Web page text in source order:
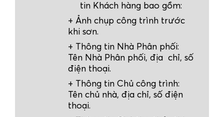
tin Khách hàng bao gồm:
+ Ảnh chụp công trình trước
khi sơn.
+ Thông tin Nhà Phân phối:
Tên Nhà Phân phối, địa chỉ, số
điện thoại.
+ Thông tin Chủ công trình:
Tên chủ nhà, địa chỉ, số điện
thoại.